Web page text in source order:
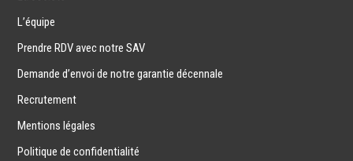
L’équipe
Prendre RDV avec notre SAV
Demande d’envoi de notre garantie décennale
Recrutement
Mentions légales
Politique de confidentialité